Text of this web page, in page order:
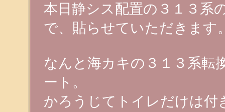
本日静シス配置の３１３系
で、貼らせていただきます
なんと海カキの３１３系転
ート。
かろうじてトイレだけは付